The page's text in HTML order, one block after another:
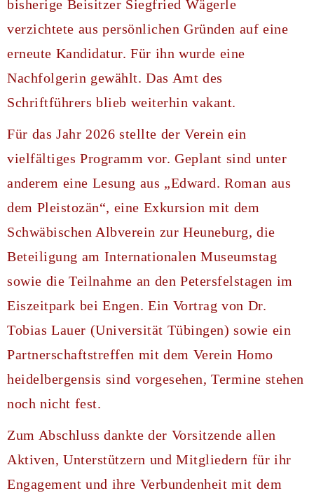
bisherige Beisitzer Siegfried Wägerle
verzichtete aus persönlichen Gründen auf eine
erneute Kandidatur. Für ihn wurde eine
Nachfolgerin gewählt. Das Amt des
Schriftführers blieb weiterhin vakant.
Für das Jahr 2026 stellte der Verein ein
vielfältiges Programm vor. Geplant sind unter
anderem eine Lesung aus „Edward. Roman aus
dem Pleistozän“, eine Exkursion mit dem
Schwäbischen Albverein zur Heuneburg, die
Beteiligung am Internationalen Museumstag
sowie die Teilnahme an den Petersfelstagen im
Eiszeitpark bei Engen. Ein Vortrag von Dr.
Tobias Lauer (Universität Tübingen) sowie ein
Partnerschaftstreffen mit dem Verein Homo
heidelbergensis sind vorgesehen, Termine stehen
noch nicht fest.
Zum Abschluss dankte der Vorsitzende allen
Aktiven, Unterstützern und Mitgliedern für ihr
Engagement und ihre Verbundenheit mit dem